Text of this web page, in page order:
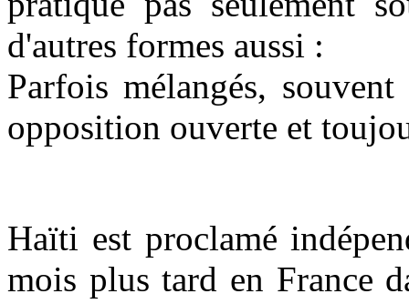
d'autres formes aussi :
Parfois mélangés,
opposition ouverte et
Haïti est proclamé
mois plus tard en France